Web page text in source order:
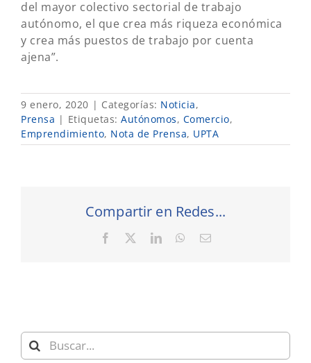
del mayor colectivo sectorial de trabajo
autónomo, el que crea más riqueza económica
y crea más puestos de trabajo por cuenta
ajena”.
9 enero, 2020 | Categorías: Noticia,
Prensa | Etiquetas: Autónomos, Comercio,
Emprendimiento, Nota de Prensa, UPTA
Compartir en Redes...
Facebook LinkedInWhatsApp
Correo
Buscar: